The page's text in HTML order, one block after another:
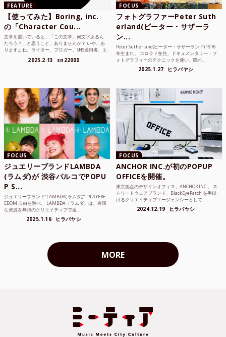
FEATURE
【使ってみた】Boring, inc.
の「Character Cou...
文章を書いていると、「この文章、何文字あるん
だろう？」と思うこと、ありませんか？ いや、あ
りますよね。ライター、ブロガー、SNS運用者、エ
2025.2.13 sn22000
FOCUS
フォトグラファーPeter Suth
erland(ピーター・サザーラ
ン...
Peter Sutherland(ピーター・サザーランド) 1976
年生まれ。 コロラド在住。ドキュメンタリー・フ
ォトグラフィーのテクニックを使い、隠れ...
2025.1.27 ヒラバヤシ
FOCUS
ジュエリーブランドLAMBDA
(ラムダ)が 渋谷パルコでPOPU
P S...
ジュエリーブランド“LAMBDA( ラムダ))” “PLAYFRE
EDOM 自由を遊べ。 LAMBDA（ラムダ）は、有限
な資源を無限のクリエイティブで追...
2025.1.16 ヒラバヤシ
FOCUS
ANCHOR INC.が初のPOPUP
OFFICEを開催。
東京拠点のデザインオフィス、ANCHOR INC.。 ス
トリートウェアブランド、BlackEyePatch を手掛
けるクリエイティブエージェンシーとして...
2024.12.19 ヒラバヤシ
MORE